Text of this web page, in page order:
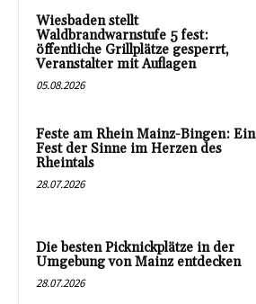
Wiesbaden stellt
Waldbrandwarnstufe 5 fest:
öffentliche Grillplätze gesperrt,
Veranstalter mit Auflagen
05.08.2026
Feste am Rhein Mainz-Bingen: Ein
Fest der Sinne im Herzen des
Rheintals
28.07.2026
Die besten Picknickplätze in der
Umgebung von Mainz entdecken
28.07.2026